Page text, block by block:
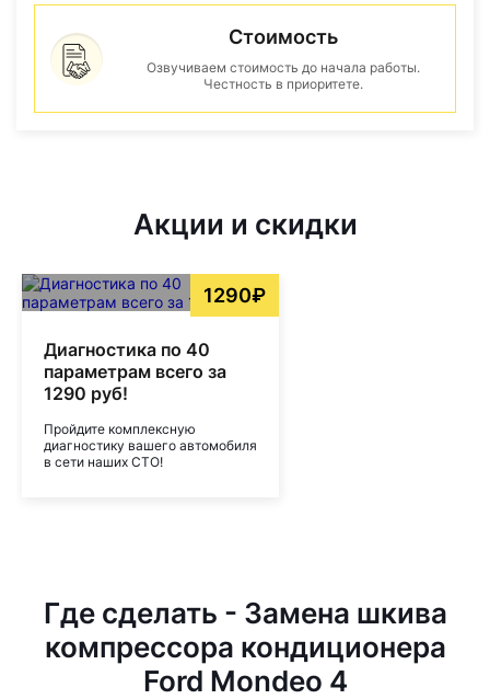
Стоимость
Озвучиваем стоимость до начала работы.
Честность в приоритете.
Акции и скидки
1290₽
Диагностика по 40
параметрам всего за
1290 руб!
Пройдите комплексную
диагностику вашего автомобиля
в сети наших СТО!
Где сделать - Замена шкива
компрессора кондиционера
Ford Mondeo 4